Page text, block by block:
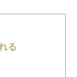
る